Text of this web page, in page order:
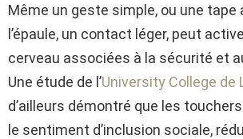
Même un geste simple, ou une tape
l’épaule, un contact léger, peut
cerveau associées à la sécurité et
Une étude de l’University College de
d’ailleurs démontré que les
le sentiment d’inclusion sociale,